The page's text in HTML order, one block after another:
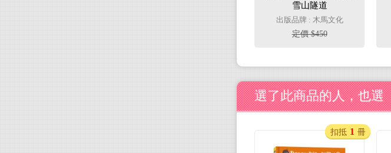
雪山隧道
出版品牌 : 木馬文化
定價 $450
選了此商品的人，也選
扣抵 1 冊